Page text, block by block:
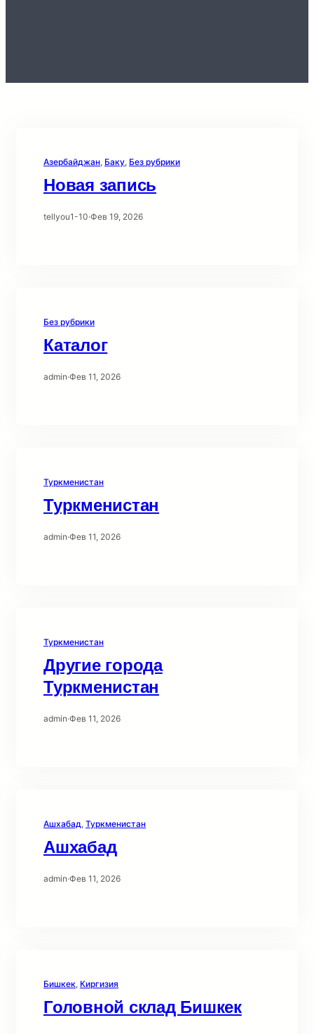
Азербайджан, Баку, Без рубрики
Новая запись
tellyou1-10·Фев 19, 2026
Без рубрики
Каталог
admin·Фев 11, 2026
Туркменистан
Туркменистан
admin·Фев 11, 2026
Туркменистан
Другие города
Туркменистан
admin·Фев 11, 2026
Ашхабад, Туркменистан
Ашхабад
admin·Фев 11, 2026
Бишкек, Киргизия
Головной склад Бишкек